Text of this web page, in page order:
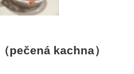
pečená kachna）